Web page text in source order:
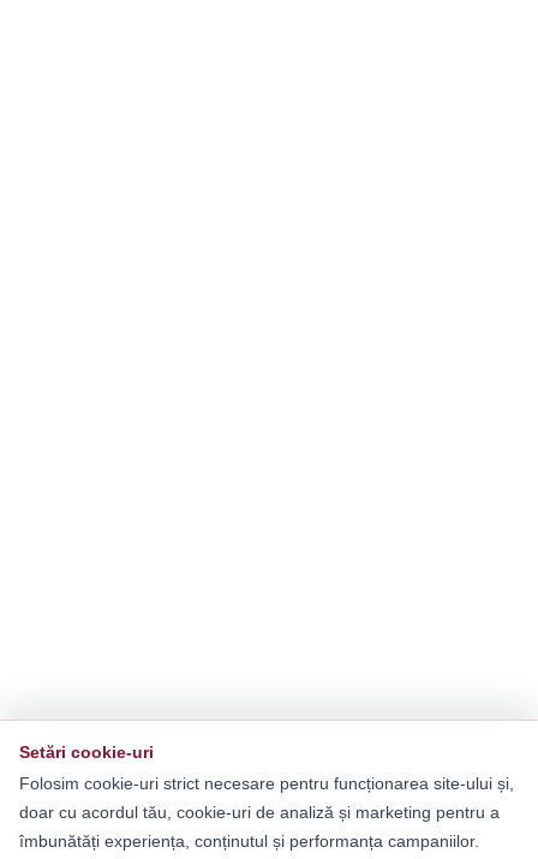
Setări cookie-uri
Folosim cookie-uri strict necesare pentru funcționarea site-ului și,
doar cu acordul tău, cookie-uri de analiză și marketing pentru a
îmbunătăți experiența, conținutul și performanța campaniilor.